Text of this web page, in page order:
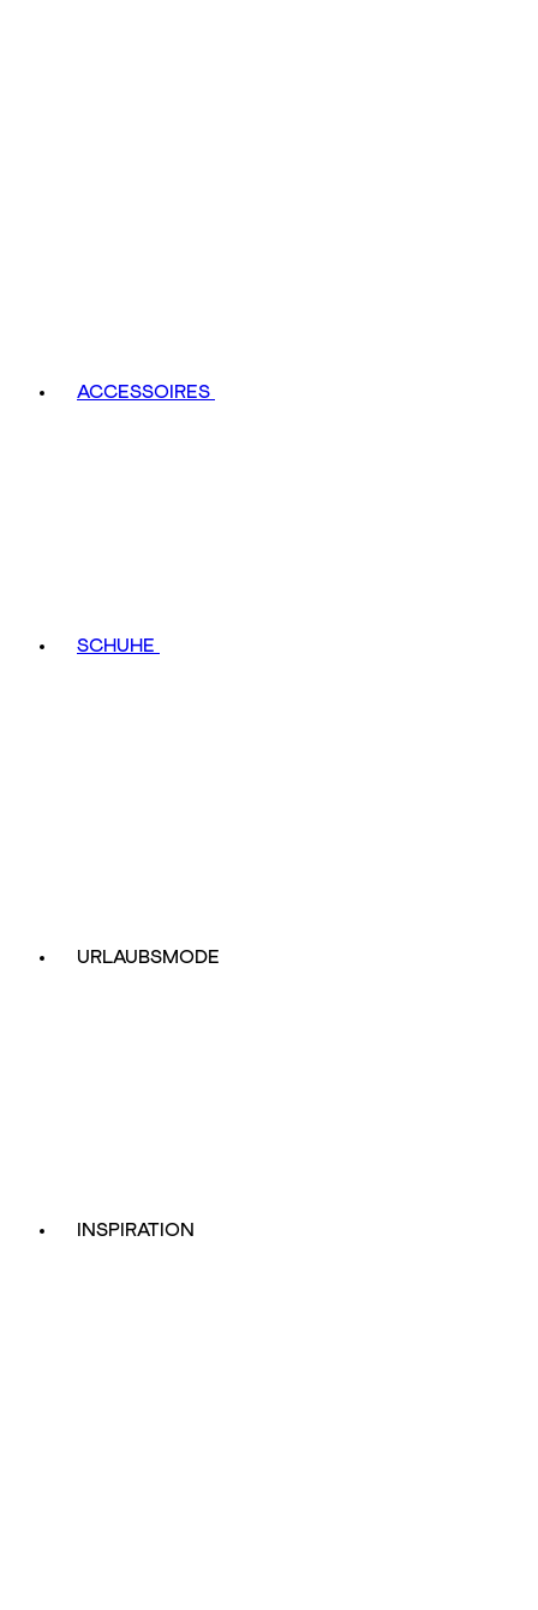
ACCESSOIRES
SCHUHE
URLAUBSMODE
INSPIRATION